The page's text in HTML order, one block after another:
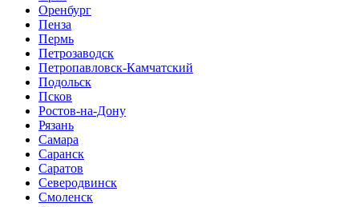
Оренбург
Пенза
Пермь
Петрозаводск
Петропавловск-Камчатский
Подольск
Псков
Ростов-на-Дону
Рязань
Самара
Саранск
Саратов
Северодвинск
Смоленск